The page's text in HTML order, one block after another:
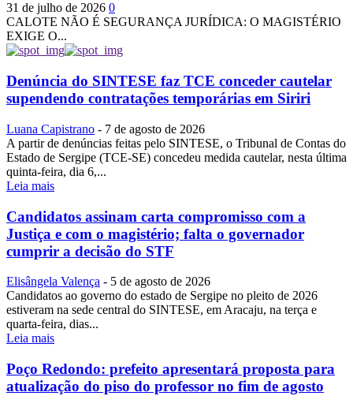
31 de julho de 2026 0
CALOTE NÃO É SEGURANÇA JURÍDICA: O MAGISTÉRIO
EXIGE O...
Denúncia do SINTESE faz TCE conceder cautelar
supendendo contratações temporárias em Siriri
Luana Capistrano - 7 de agosto de 2026
A partir de denúncias feitas pelo SINTESE, o Tribunal de Contas do
Estado de Sergipe (TCE-SE) concedeu medida cautelar, nesta última
quinta-feira, dia 6,...
Leia mais
Candidatos assinam carta compromisso com a
Justiça e com o magistério; falta o governador
cumprir a decisão do STF
Elisângela Valença - 5 de agosto de 2026
Candidatos ao governo do estado de Sergipe no pleito de 2026
estiveram na sede central do SINTESE, em Aracaju, na terça e
quarta-feira, dias...
Leia mais
Poço Redondo: prefeito apresentará proposta para
atualização do piso do professor no fim de agosto